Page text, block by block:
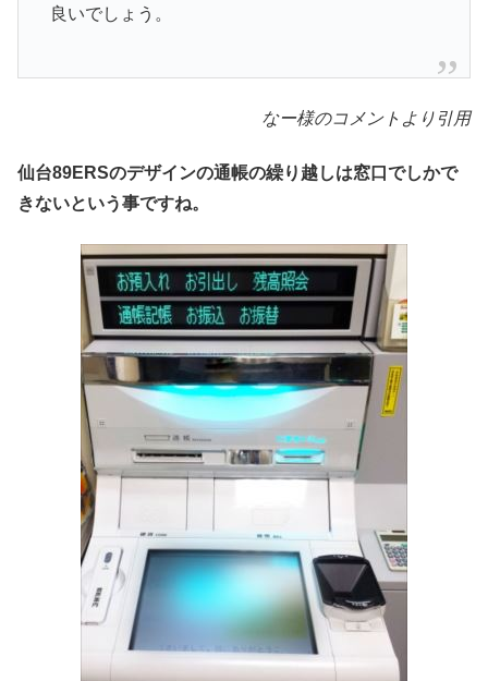
良いでしょう。
なー様のコメントより引用
仙台89ERSのデザインの通帳の繰り越しは窓口でしかで
きないという事ですね。